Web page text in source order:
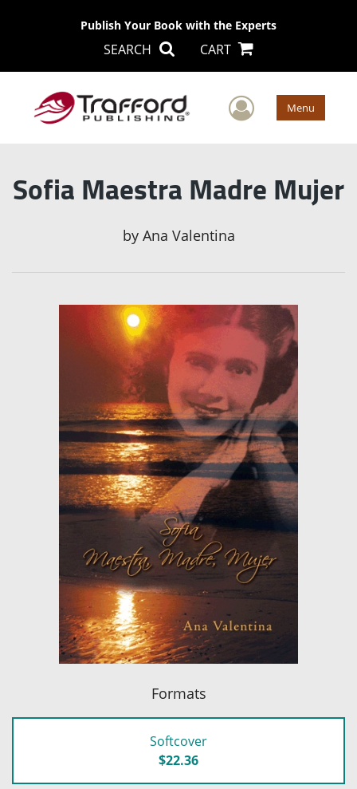
Publish Your Book with the Experts
SEARCH CART
User Menu
Sofia Maestra Madre Mujer
by Ana Valentina
Formats
Softcover
$22.36